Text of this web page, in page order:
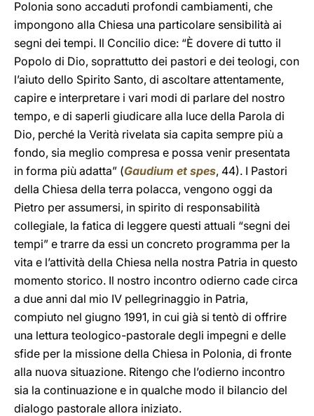
Polonia sono accaduti profondi cambiamenti, che
impongono alla Chiesa una particolare sensibilità ai
segni dei tempi. Il Concilio dice: “È dovere di tutto il
Popolo di Dio, soprattutto dei pastori e dei teologi, con
l’aiuto dello Spirito Santo, di ascoltare attentamente,
capire e interpretare i vari modi di parlare del nostro
tempo, e di saperli giudicare alla luce della Parola di
Dio, perché la Verità rivelata sia capita sempre più a
fondo, sia meglio compresa e possa venir presentata
in forma più adatta” (Gaudium et spes, 44). I Pastori
della Chiesa della terra polacca, vengono oggi da
Pietro per assumersi, in spirito di responsabilità
collegiale, la fatica di leggere questi attuali “segni dei
tempi” e trarre da essi un concreto programma per la
vita e l’attività della Chiesa nella nostra Patria in questo
momento storico. Il nostro incontro odierno cade circa
a due anni dal mio IV pellegrinaggio in Patria,
compiuto nel giugno 1991, in cui già si tentò di offrire
una lettura teologico-pastorale degli impegni e delle
sfide per la missione della Chiesa in Polonia, di fronte
alla nuova situazione. Ritengo che l’odierno incontro
sia la continuazione e in qualche modo il bilancio del
dialogo pastorale allora iniziato.